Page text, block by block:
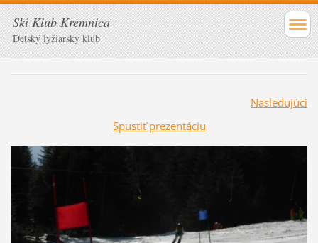
Ski Klub Kremnica
Detský lyžiarsky klub
Nasledujúci
Spustiť prezentáciu